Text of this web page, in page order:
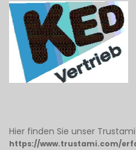
Hier finden Sie unser
https://www.trustami.com/